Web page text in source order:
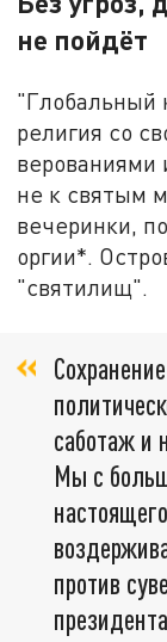
не пойдёт
"Глобальный
религия со
не к святым
вечеринки,
оргии*.
"святилищ".
саботаж и
Мы с
против